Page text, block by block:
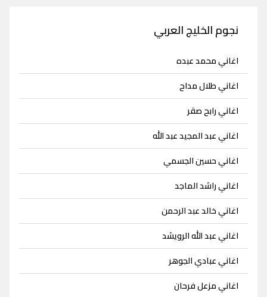
نجوم الخليج العربي
اغاني محمد عبده
اغاني طلال مداح
اغاني رابح صقر
اغاني عبد المجيد عبد الله
اغاني حسين الجسمي
اغاني راشد الماجد
اغاني خالد عبد الرحمن
اغاني عبد الله الرويشد
اغاني عبادي الجوهر
اغاني مزعل فرحان